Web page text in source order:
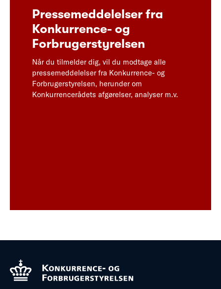
Pressemeddelelser fra
Konkurrence- og
Forbrugerstyrelsen
Når du tilmelder dig, vil du modtage alle
pressemeddelelser fra Konkurrence- og
Forbrugerstyrelsen, herunder om
Konkurrencerådets afgørelser, analyser m.v.